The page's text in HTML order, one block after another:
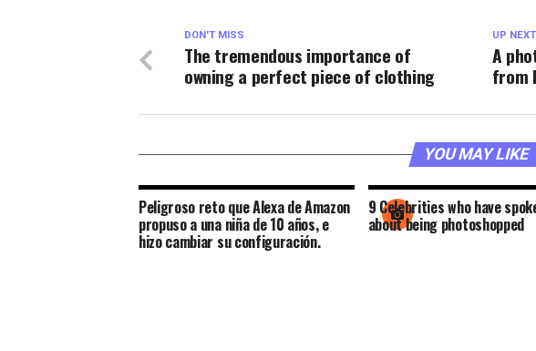
UP NEXT
A
from
DON'T MISS
The tremendous importance of
owning a perfect piece of clothing
YOU MAY LIKE
Peligroso reto que Alexa de Amazon
propuso a una niña de 10 años, e
hizo cambiar su configuración.
9 Celebrities who have
about being photoshopped